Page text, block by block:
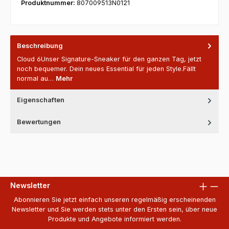
Produktnummer: 807009513N0121
Beschreibung
Cloud 6Unser Signature-Sneaker für den ganzen Tag, jetzt
noch bequemer. Dein neues Essential für jeden Style.Fällt
normal au… Mehr
Eigenschaften
Bewertungen
Newsletter
Abonnieren Sie jetzt einfach unseren regelmäßig erscheinenden
Newsletter und Sie werden stets unter den Ersten sein, über neue
Produkte und Angebote informiert werden.